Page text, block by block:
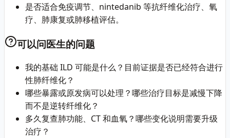
是否适合免疫调节、nintedanib 等抗纤维化治疗、氧
疗、肺康复或肺移植评估。
可以问医生的问题
我的基础 ILD 可能是什么？目前证据是否已经符合进行
性肺纤维化？
哪些暴露或原发病可以处理？哪些治疗目标是减慢下降
而不是逆转纤维化？
多久复查肺功能、CT 和血氧？哪些变化说明需要升级
治疗？